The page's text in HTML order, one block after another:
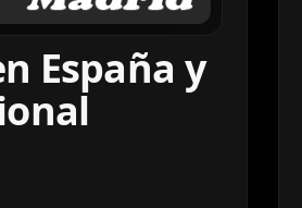
España y